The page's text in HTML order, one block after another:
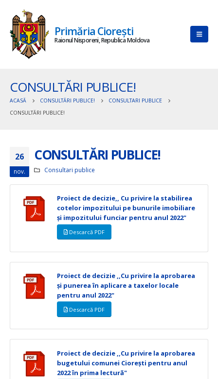
Primăria Ciorești
Raionul Nisporeni, Republica Moldova
CONSULTĂRI PUBLICE!
ACASĂ CONSULTĂRI PUBLICE!
CONSULTARI PUBLICE
CONSULTĂRI PUBLICE!
26
nov.
CONSULTĂRI PUBLICE!
Consultari publice
Proiect de decizie,, Cu privire la stabilirea
cotelor impozitului pe bunurile imobiliare
și impozitului funciar pentru anul 2022"
Descarcă PDF
Proiect de decizie ,,Cu privire la aprobarea
și punerea în aplicare a taxelor locale
pentru anul 2022"
Descarcă PDF
Proiect de decizie ,,Cu privire la aprobarea
bugetului comunei Ciorești pentru anul
2022 în prima lectură"